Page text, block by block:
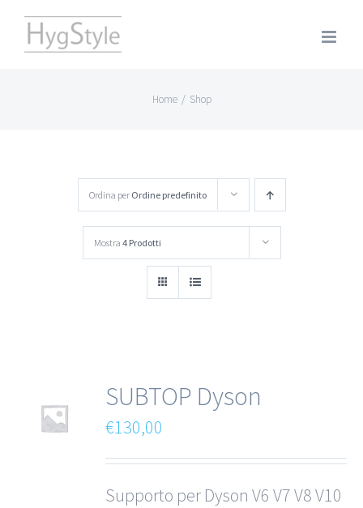
Salta
Home / Shop
Ordina per Ordine predefinito
Mostra 4 Prodotti
SUBTOP Dyson
€130,00
Supporto per Dyson V6 V7 V8 V10